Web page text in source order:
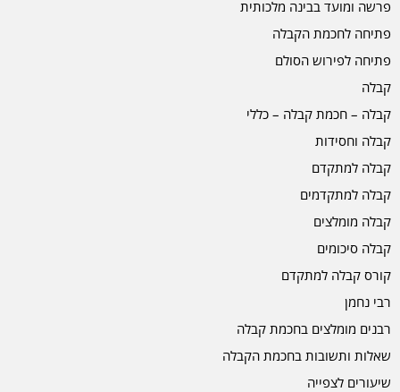
פרשה ומועד בבינה מלכותית
פתיחה לחכמת הקבלה
פתיחה לפירוש הסולם
קבלה
קבלה – חכמת קבלה – כללי
קבלה וחסידות
קבלה למתקדם
קבלה למתקדמים
קבלה מומלצים
קבלה סיכומים
קורס קבלה למתקדם
רבי נחמן
רבנים מומלצים בחכמת קבלה
שאלות ותשובות בחכמת הקבלה
שיעורים לצפייה